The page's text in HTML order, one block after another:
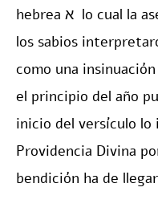
hebrea א lo cual la asemeja al vocablo pobreza,
los sabios
como una
el principio del año
inicio del versículo lo
Providencia Divina
bendición ha de